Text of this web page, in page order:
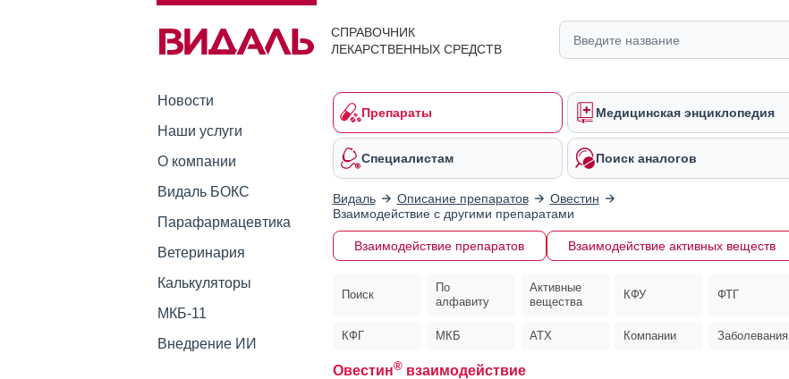
СПРАВОЧНИК
ЛЕКАРСТВЕННЫХ СРЕДСТВ
Новости
Наши услуги
О компании
Видаль БОКС
Парафармацевтика
Ветеринария
Калькуляторы
МКБ-11
Внедрение ИИ
Препараты Медицинская энциклопедия
Специалистам Поиск аналогов
Видаль Описание препаратов
Овестин
Взаимодействие с другими препаратами
Взаимодействие препаратов Взаимодействие активных веществ
Поиск
По
алфавиту
Активные
вещества
КФУ ФТГ
КФГ МКБ АТХ Компании Заболевания
Овестин®взаимодействие